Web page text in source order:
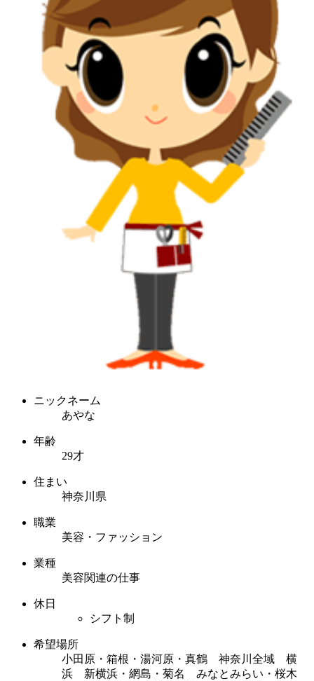
ニックネーム
あやな
年齢
29才
住まい
神奈川県
職業
美容・ファッション
業種
美容関連の仕事
休日
シフト制
希望場所
小田原・箱根・湯河原・真鶴 神奈川全域 横
浜 新横浜・網島・菊名 みなとみらい・桜木